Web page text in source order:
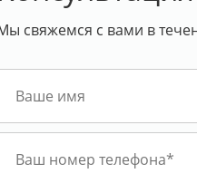
свяжемся с вами в